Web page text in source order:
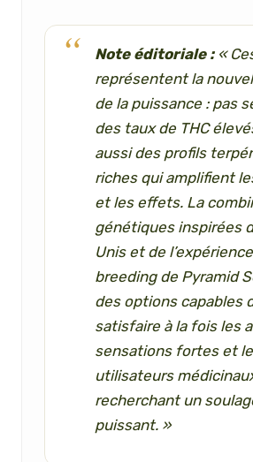
Note éditoriale :«
représentent la
de la puissance : pas
des taux de THC
aussi des profils
riches qui amplifient
et les effets. La
génétiques inspirées
Unis et de
breeding de Pyramid
des options capables
satisfaire à la fois les
sensations fortes et
utilisateurs
recherchant un
puissant. »